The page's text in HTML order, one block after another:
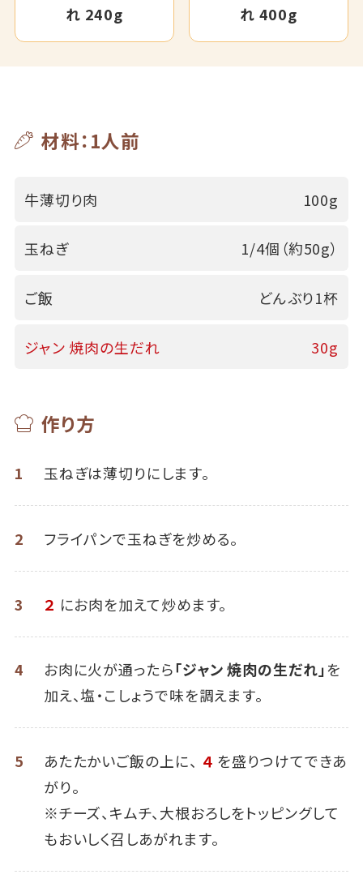
れ 240g
れ 400g
材料：1人前
牛薄切り肉 100g
玉ねぎ 1/4個（約50g）
ご飯 どんぶり1杯
ジャン 焼肉の生だれ 30g
作り方
1 玉ねぎは薄切りにします。
2 フライパンで玉ねぎを炒める。
3 ２ にお肉を加えて炒めます。
4 お肉に火が通ったら「ジャン 焼肉の生だれ」を
加え、塩・こしょうで味を調えます。
5 あたたかいご飯の上に、 ４ を盛りつけてできあ
がり。
※チーズ、キムチ、大根おろしをトッピングして
もおいしく召しあがれます。